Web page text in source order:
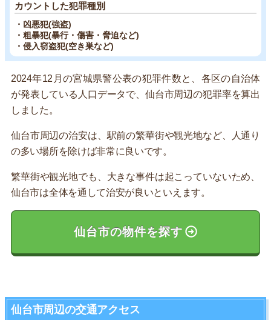
カウントした犯罪種別
・凶悪犯(強盗)
・粗暴犯(暴行・傷害・脅迫など)
・侵入窃盗犯(空き巣など)
2024年12月の宮城県警公表の犯罪件数と、各区の自治体
が発表している人口データで、仙台市周辺の犯罪率を算出
しました。
仙台市周辺の治安は、駅前の繁華街や観光地など、人通り
の多い場所を除けば非常に良いです。
繁華街や観光地でも、大きな事件は起こっていないため、
仙台市は全体を通して治安が良いといえます。
仙台市の物件を探す
仙台市周辺の交通アクセス